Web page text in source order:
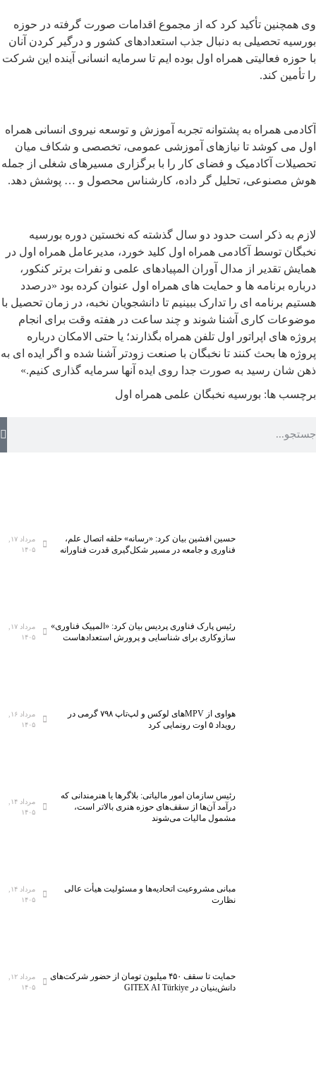
وی همچنین تأکید کرد که از مجموع اقدامات صورت گرفته در حوزه
بورسیه تحصیلی به دنبال جذب استعدادهای کشور و درگیر کردن آنان
با حوزه فعالیتی همراه اول بوده ایم تا سرمایه انسانی آینده این شرکت
را تأمین کند.
آکادمی همراه به پشتوانه تجربه آموزش و توسعه نیروی انسانی همراه
اول می کوشد تا نیازهای آموزشی عمومی، تخصصی و شکاف میان
تحصیلات آکادمیک و فضای کار را با برگزاری مسیرهای شغلی از جمله
هوش مصنوعی، تحلیل گر داده، کارشناس محصول و … پوشش دهد.
لازم به ذکر است حدود دو سال گذشته که نخستین دوره بورسیه
نخبگان توسط آکادمی همراه اول کلید خورد، مدیرعامل همراه اول در
همایش تقدیر از مدال آوران المپیادهای علمی و نفرات برتر کنکور،
درباره برنامه ها و حمایت های همراه اول عنوان کرده بود «درصدد
هستیم برنامه ای را تدارک ببینیم تا دانشجویان نخبه، در زمان تحصیل با
موضوعات کاری آشنا شوند و چند ساعت در هفته وقت برای انجام
پروژه های اپراتور اول تلفن همراه بگذارند؛ یا حتی الامکان درباره
پروژه ها بحث کنند تا نخبگان با صنعت زودتر آشنا شده و اگر ایده ای به
ذهن شان رسید به صورت جدا روی ایده آنها سرمایه گذاری کنیم.»
برچسب ها: بورسیه نخبگان علمی همراه اول
حسین افشین بیان کرد: «رسانه» حلقه اتصال علم،
فناوری و جامعه در مسیر شکل‌گیری قدرت فناورانه
مرداد ۱۷,
۱۴۰۵
رئیس پارک فناوری پردیس بیان کرد: «المپیک فناوری»
سازوکاری برای شناسایی و پرورش استعدادهاست
مرداد ۱۷,
۱۴۰۵
هواوی از MPVهای لوکس و لپ‌تاپ ۷۹۸ گرمی در
رویداد ۵ اوت رونمایی کرد
مرداد ۱۶,
۱۴۰۵
رئیس سازمان امور مالیاتی: بلاگر‌ها یا هنرمندانی که
درآمد آن‌ها از سقف‌های حوزه هنری بالاتر است،
مشمول مالیات می‌شوند
مرداد ۱۴,
۱۴۰۵
مبانی مشروعیت اتحادیه‌ها و مسئولیت هیأت عالی
نظارت
مرداد ۱۴,
۱۴۰۵
حمایت تا سقف ۴۵۰ میلیون تومان از حضور شرکت‌های
دانش‌بنیان در GITEX AI Türkiye
مرداد ۱۲,
۱۴۰۵